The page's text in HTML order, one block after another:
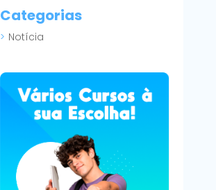
Categorias
Notícia